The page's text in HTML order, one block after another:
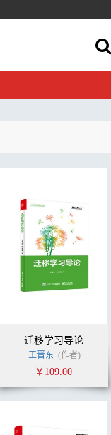
迁移学习导论
王晋东 (作者)
￥109.00